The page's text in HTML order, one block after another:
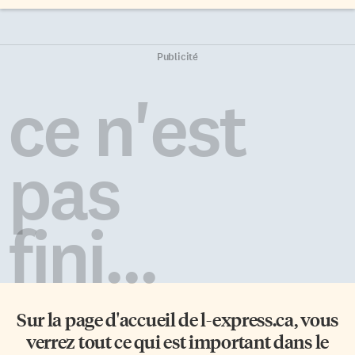
Publicité
ce n'est
pas
fini...
Sur la page d'accueil del-express.ca, vous
verrez tout ce qui est important dans le